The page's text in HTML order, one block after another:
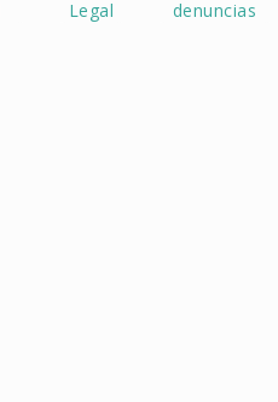
Legal
denuncias